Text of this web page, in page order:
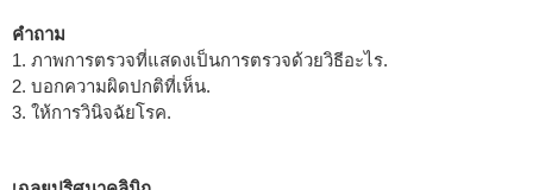
คำถาม
1. ภาพการตรวจที่แสดงเป็นการตรวจด้วยวิธีอะไร.
2. บอกความผิดปกติที่เห็น.
3. ให้การวินิจฉัยโรค.